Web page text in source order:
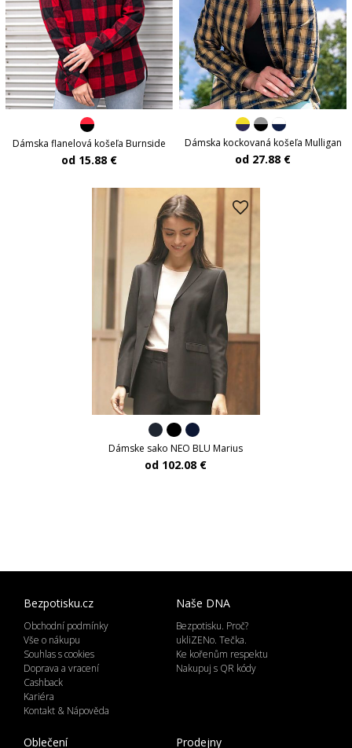
Dámska flanelová košeľa Burnside
od 15.88 €
Dámska kockovaná košeľa Mulligan
od 27.88 €
Dámske sako NEO BLU Marius
od 102.08 €
Bezpotisku.cz
Obchodní podmínky
Vše o nákupu
Souhlas s cookies
Doprava a vracení
Cashback
Kariéra
Kontakt & Nápověda
Naše DNA
Bezpotisku. Proč?
ukliZENo. Tečka.
Ke kořenům respektu
Nakupuj s QR kódy
Oblečení Prodejny